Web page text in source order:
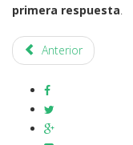
primera respuesta.
Anterior